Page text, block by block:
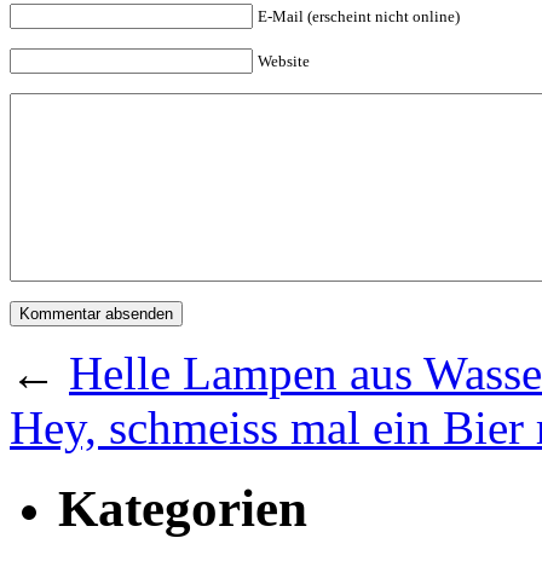
E-Mail (erscheint nicht online)
Website
← Helle Lampen aus
Hey, schmeiss mal ein Bier
Kategorien